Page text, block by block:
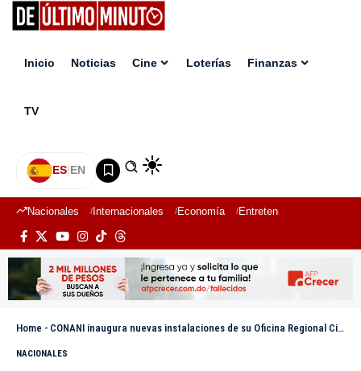
Inicio Noticias Cine Loterías Finanzas
TV
ES|EN
Nacionales Internacionales Economía Entretenimiento
Home - CONANI inaugura nuevas instalaciones de su Oficina Regional Cibao Noroeste en Mao
NACIONALES